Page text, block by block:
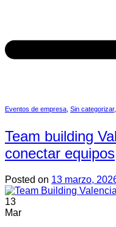
Eventos de empresa Sin categorizar,
Team building
conectar equipos
Posted on 13 marzo,
13
Mar